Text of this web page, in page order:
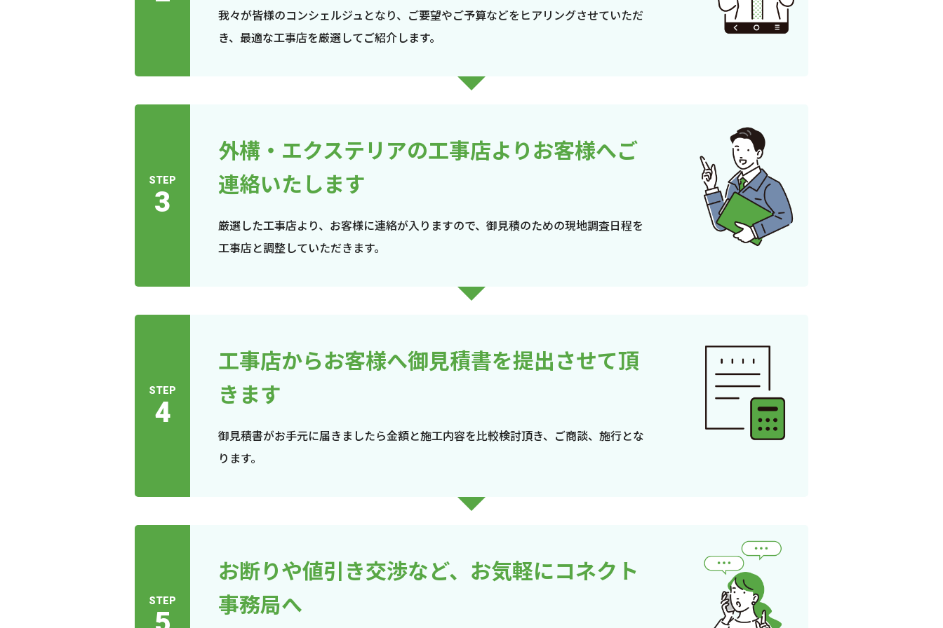
我々が皆様のコンシェルジュとなり、ご要望やご予算などをヒアリングさせていただ
き、最適な工事店を厳選してご紹介します。
STEP
3
外構・エクステリアの工事店よりお客様へご
連絡いたします
厳選した工事店より、お客様に連絡が入りますので、御見積のための現地調査日程を
工事店と調整していただきます。
STEP
4
工事店からお客様へ御見積書を提出させて頂
きます
御見積書がお手元に届きましたら金額と施工内容を比較検討頂き、ご商談、施行とな
ります。
STEP
お断りや値引き交渉など、お気軽にコネクト
事務局へ